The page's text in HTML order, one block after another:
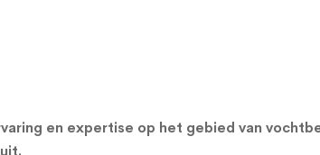
en expertise op het gebied van